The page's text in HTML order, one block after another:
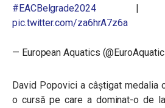
#EACBelgrade2024
pic.twitter.com/za6hrA7z6a
— European Aquatics
David Popovici a câștigat medalia
o cursă pe care a dominat-o de